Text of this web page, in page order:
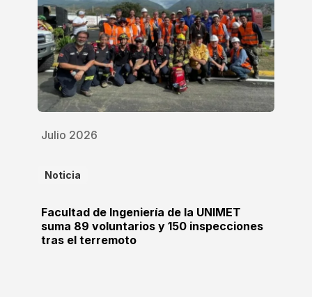
Julio 2026
Noticia
Facultad de Ingeniería de la UNIMET
suma 89 voluntarios y 150 inspecciones
tras el terremoto